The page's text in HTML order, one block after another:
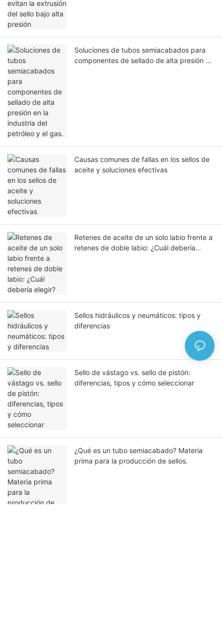
Soluciones de tubos semiacabados para
componentes de sellado de alta presión en
Causas comunes de fallas en los sellos de
aceite y soluciones efectivas
Retenes de aceite de un solo labio frente a
retenes de doble labio: ¿Cuál debería
Sellos hidráulicos y neumáticos: tipos y
diferencias
Sello de vástago vs. sello de pistón:
diferencias, tipos y cómo seleccionar
¿Qué es un tubo semiacabado? Materia
prima para la producción de sellos.